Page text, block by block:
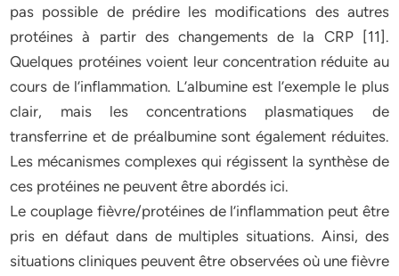
pas possible de prédire les modifications des autres
protéines à partir des changements de la CRP [11].
Quelques protéines voient leur concentration réduite au
cours de l’inflammation. L’albumine est l’exemple le plus
clair, mais les concentrations plasmatiques de
transferrine et de préalbumine sont également réduites.
Les mécanismes complexes qui régissent la synthèse de
ces protéines ne peuvent être abordés ici.
Le couplage fièvre/protéines de l’inflammation peut être
pris en défaut dans de multiples situations. Ainsi, des
situations cliniques peuvent être observées où une fièvre